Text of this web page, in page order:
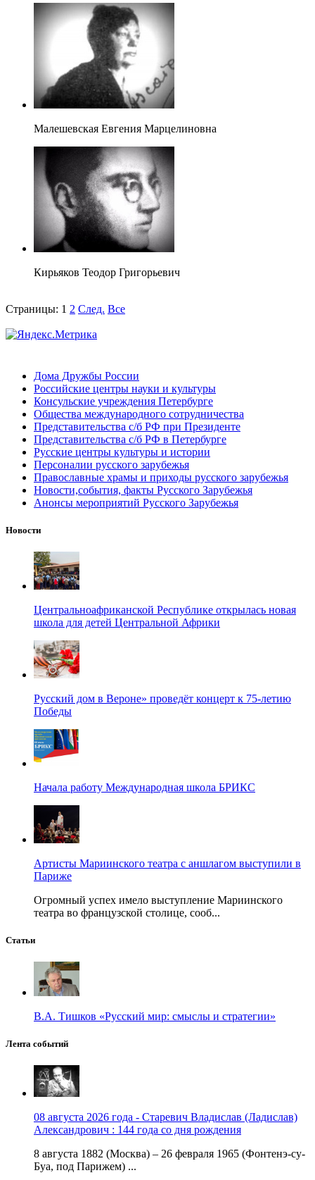
Малешевская Евгения Марцелиновна
Кирьяков Теодор Григорьевич
Страницы: 1 2 След. Все
Дома Дружбы России
Российские центры науки и культуры
Консульские учреждения Петербурге
Общества международного сотрудничества
Представительства с/б РФ при Президенте
Представительства с/б РФ в Петербурге
Русские центры культуры и истории
Персоналии русского зарубежья
Православные храмы и приходы русского зарубежья
Новости,события, факты Русского Зарубежья
Анонсы мероприятий Русского Зарубежья
Новости
Центральноафриканской Республике открылась новая
школа для детей Центральной Африки
Русский дом в Вероне» проведёт концерт к 75-летию
Победы
Начала работу Международная школа БРИКС
Артисты Мариинского театра с аншлагом выступили в
Париже
Огромный успех имело выступление Мариинского
театра во французской столице, сооб...
Статьи
В.А. Тишков «Русский мир: смыслы и стратегии»
Лента событий
08 августа 2026 года - Старевич Владислав (Ладислав)
Александрович : 144 года со дня рождения
8 августа 1882 (Москва) – 26 февраля 1965 (Фонтенэ-су-
Буа, под Парижем) ...